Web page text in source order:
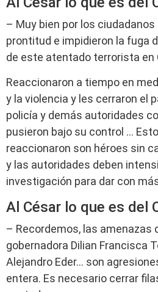
– Muy bien por los
prontitud e impidieron la fuga
de este atentado terrorista en
Reaccionaron a tiempo en
y la violencia y les cerraron el
policía y demás autoridades
pusieron bajo su control …
reaccionaron son héroes sin
y las autoridades deben
investigación para dar con
Al César lo que es del
– Recordemos, las amenazas
gobernadora Dilian Francisca
Alejandro Eder… son
entera. Es necesario cerrar